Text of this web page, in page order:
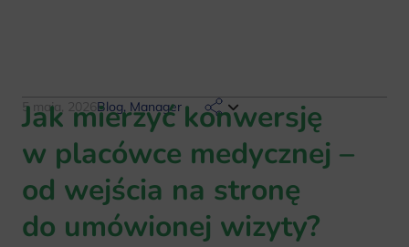
5 maja, 2026 Blog, Manager
Jak mierzyć konwersję
w placówce medycznej –
od wejścia na stronę
do umówionej wizyty?